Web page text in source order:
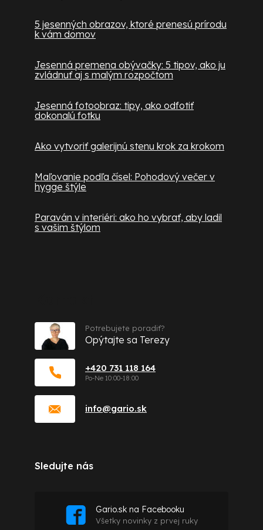
5 jesenných obrazov, ktoré prenesú prírodu
k vám domov
Jesenná premena obývačky: 5 tipov, ako ju
zvládnuť aj s malým rozpočtom
Jesenná fotoobraz: tipy, ako odfotiť
dokonalú fotku
Ako vytvoriť galerijnú stenu krok za krokom
Maľovanie podľa čísel: Pohodový večer v
hygge štýle
Paraván v interiéri: ako ho vybrať, aby ladil
s vašim štýlom
info@gario.sk
+420 731 118 164
Potrebujete poradiť?
Opýtajte sa Terezy
Sledujte nás
Gario.sk na Facebooku
Všetky novinky z prvej ruky